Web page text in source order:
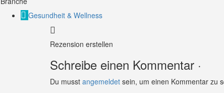
Gesundheit & Wellness
Rezension erstellen
Schreibe einen Kommentar ·
Du musst angemeldetsein, um einen Kommentar zu